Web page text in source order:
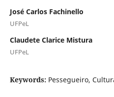
José Carlos Fachinello
UFPeL
Claudete Clarice Mistura
UFPeL
Keywords: Pessegueiro,